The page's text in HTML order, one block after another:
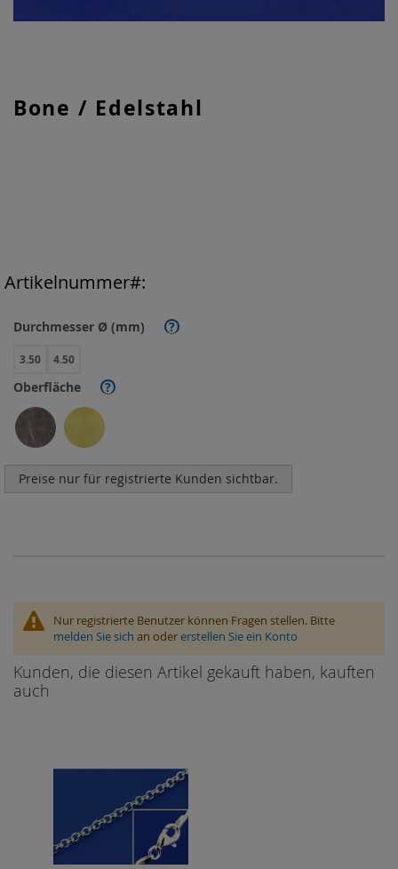
Bone / Edelstahl
Durchmesser Ø (mm) ?
3.50 4.50
Oberfläche ?
Preise nur für registrierte Kunden sichtbar.
Artikelnummer
Anfang
Nur registrierte Benutzer können Fragen stellen. Bitte
melden Sie sich an odererstellen Sie ein Konto
Kunden, die diesen Artikel gekauft haben, kauften
auch